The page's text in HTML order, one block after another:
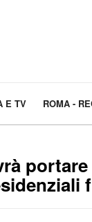
E TV ROMA -